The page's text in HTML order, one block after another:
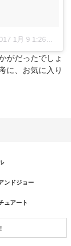
1月 9 1:26午前 PST
がだったでしょ
に、お気に入り
ンドジョー
ュアート